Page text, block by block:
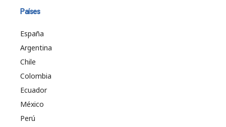
Países
España
Argentina
Chile
Colombia
Ecuador
México
Perú